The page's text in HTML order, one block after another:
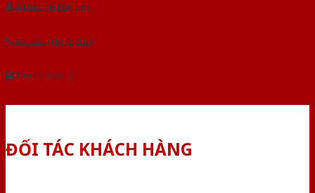
Tải báo giá tổng hợp
Yêu cầu gọi lại (3 phút)
Dành cho đại lý
ĐỐI TÁC KHÁCH HÀNG